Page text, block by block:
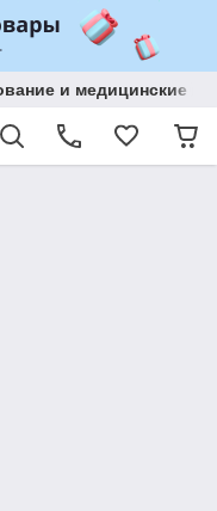
и медицинские